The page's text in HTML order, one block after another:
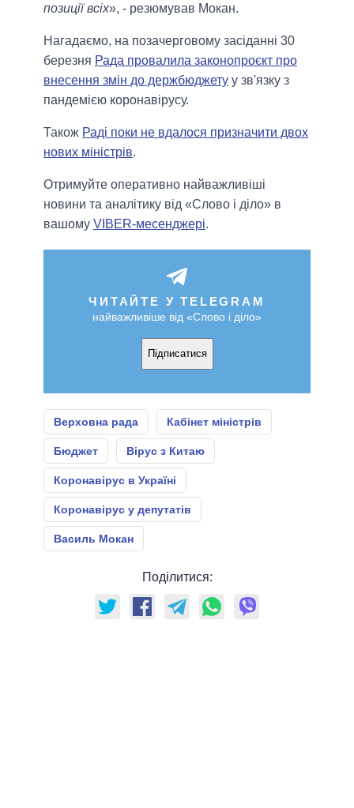
позиції всіх», - резюмував Мокан.
Нагадаємо, на позачерговому засіданні 30
березня Рада провалила законопроєкт про
внесення змін до держбюджету у зв'язку з
пандемією коронавірусу.
Також Раді поки не вдалося призначити двох
нових міністрів.
Отримуйте оперативно найважливіші
новини та аналітику від «Слово і діло» в
вашому VIBER-месенджері.
ЧИТАЙТЕ У TELEGRAM
найважливіше від «Слово і діло»
Підписатися
Верховна рада Кабінет міністрів
Бюджет Вірус з Китаю
Коронавірус в Україні
Коронавірус у депутатів
Василь Мокан
Поділитися: